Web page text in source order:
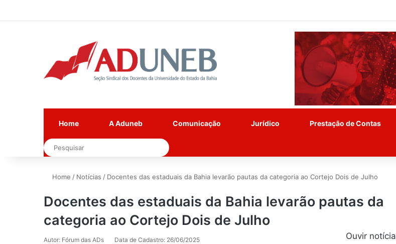
Home A Aduneb Comunicação Jurídico Prestação de Contas
Pesquisar
Home / Notícias / Docentes das estaduais da Bahia levarão pautas da categoria ao Cortejo Dois de Julho
Docentes das estaduais da Bahia levarão pautas da
categoria ao Cortejo Dois de Julho
Ouvir notícia
Autor: Fórum das ADs Data de Cadastro: 26/06/2025